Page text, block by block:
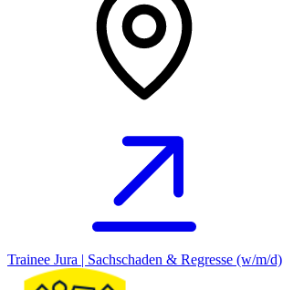
Trainee Jura | Sachschaden & Regresse (w/m/d)